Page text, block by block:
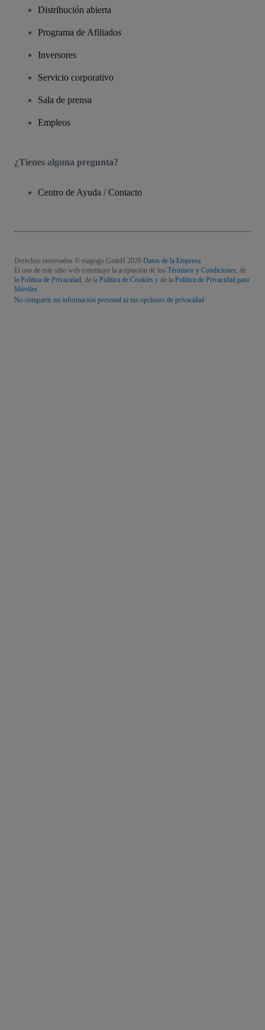
Distribución abierta
Programa de Afiliados
Inversores
Servicio corporativo
Sala de prensa
Empleos
¿Tienes alguna pregunta?
Centro de Ayuda / Contacto
Derechos reservados © viagogo GmbH 2026 Datos de la Empresa
El uso de este sitio web constituye la aceptación de los Términos y Condiciones , de
la Política de Privacidad , de la Política de Cookies y de la Política de Privacidad para
Móviles
No compartir mi información personal ni tus opciones de privacidad